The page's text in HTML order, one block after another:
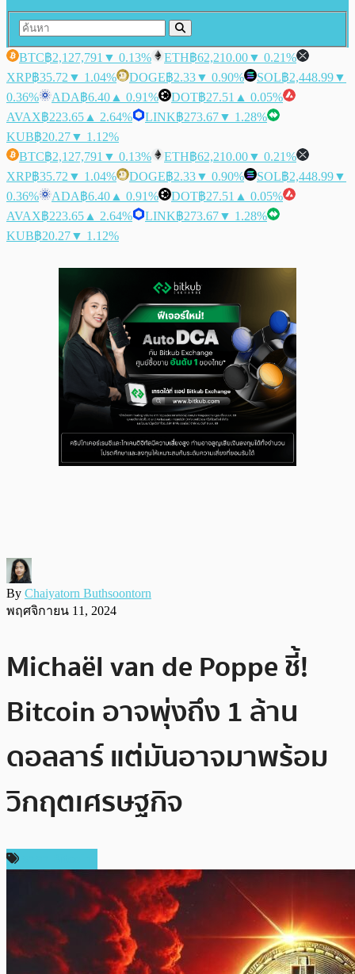
BTC฿2,127,791 ▼ 0.13% ETH฿62,210.00▼ 0.21%
XRP฿35.72 ▼ 1.04% DOGE฿2.33▼ 0.90% SOL฿2,448.99▼
0.36%
ADA฿6.40 ▲ 0.91% DOT฿27.51 ▲ 0.05%
AVAX฿223.65 ▲ 2.64% LINK฿273.67▼ 1.28%
KUB฿20.27▼ 1.12%
BTC฿2,127,791 ▼ 0.13% ETH฿62,210.00▼ 0.21%
XRP฿35.72 ▼ 1.04% DOGE฿2.33▼ 0.90% SOL฿2,448.99▼
0.36%
ADA฿6.40 ▲ 0.91% DOT฿27.51 ▲ 0.05%
AVAX฿223.65 ▲ 2.64% LINK฿273.67▼ 1.28%
KUB฿20.27▼ 1.12%
By Chaiyatorn Buthsoontorn
พฤศจิกายน 11, 2024
Michaël van de Poppe ชี้!
Bitcoin อาจพุ่งถึง 1 ล้าน
ดอลลาร์ แต่มันอาจมาพร้อม
วิกฤตเศรษฐกิจ